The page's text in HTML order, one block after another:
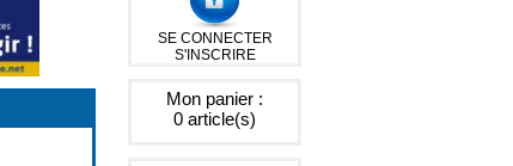
SE CONNECTER
S'INSCRIRE
Mon panier :
0 article(s)